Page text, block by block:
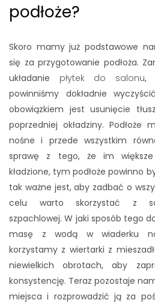
podłoże?
Skoro mamy już podstawowe
się za przygotowanie podłoża.
układanie płytek do salonu,
powinniśmy dokładnie
obowiązkiem jest usunięcie
poprzedniej okładziny. Podłoże
nośne i przede wszystkim
sprawę z tego, że im większe
kładzione, tym podłoże powinno
tak ważne jest, aby zadbać o
celu warto skorzystać z
szpachlowej. W jaki sposób tego
masę z wodą w wiaderku
korzystamy z wiertarki z
niewielkich obrotach, aby
konsystencję. Teraz pozostaje
miejsca i rozprowadzić ją za